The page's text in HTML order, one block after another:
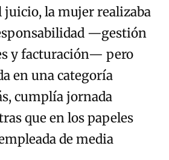
juicio, la mujer realizaba
—gestión
y facturación— pero
en una categoría
cumplía jornada
que en los papeles
de media